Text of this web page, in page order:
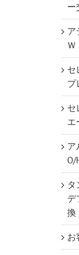
ー
ア
プ
エ
O/
デ
換
お